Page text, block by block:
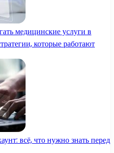
медицинские услуги в
которые работают
всё, что нужно знать перед